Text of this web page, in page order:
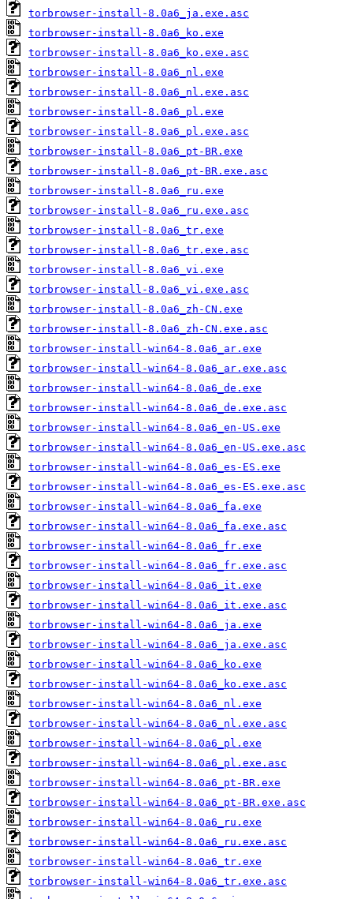
torbrowser-install-8.0a6_ja.exe.asc
torbrowser-install-8.0a6_ko.exe
torbrowser-install-8.0a6_ko.exe.asc
torbrowser-install-8.0a6_nl.exe
torbrowser-install-8.0a6_nl.exe.asc
torbrowser-install-8.0a6_pl.exe
torbrowser-install-8.0a6_pl.exe.asc
torbrowser-install-8.0a6_pt-BR.exe
torbrowser-install-8.0a6_pt-BR.exe.asc
torbrowser-install-8.0a6_ru.exe
torbrowser-install-8.0a6_ru.exe.asc
torbrowser-install-8.0a6_tr.exe
torbrowser-install-8.0a6_tr.exe.asc
torbrowser-install-8.0a6_vi.exe
torbrowser-install-8.0a6_vi.exe.asc
torbrowser-install-8.0a6_zh-CN.exe
torbrowser-install-8.0a6_zh-CN.exe.asc
torbrowser-install-win64-8.0a6_ar.exe
torbrowser-install-win64-8.0a6_ar.exe.asc
torbrowser-install-win64-8.0a6_de.exe
torbrowser-install-win64-8.0a6_de.exe.asc
torbrowser-install-win64-8.0a6_en-US.exe
torbrowser-install-win64-8.0a6_en-US.exe.asc
torbrowser-install-win64-8.0a6_es-ES.exe
torbrowser-install-win64-8.0a6_es-ES.exe.asc
torbrowser-install-win64-8.0a6_fa.exe
torbrowser-install-win64-8.0a6_fa.exe.asc
torbrowser-install-win64-8.0a6_fr.exe
torbrowser-install-win64-8.0a6_fr.exe.asc
torbrowser-install-win64-8.0a6_it.exe
torbrowser-install-win64-8.0a6_it.exe.asc
torbrowser-install-win64-8.0a6_ja.exe
torbrowser-install-win64-8.0a6_ja.exe.asc
torbrowser-install-win64-8.0a6_ko.exe
torbrowser-install-win64-8.0a6_ko.exe.asc
torbrowser-install-win64-8.0a6_nl.exe
torbrowser-install-win64-8.0a6_nl.exe.asc
torbrowser-install-win64-8.0a6_pl.exe
torbrowser-install-win64-8.0a6_pl.exe.asc
torbrowser-install-win64-8.0a6_pt-BR.exe
torbrowser-install-win64-8.0a6_pt-BR.exe.asc
torbrowser-install-win64-8.0a6_ru.exe
torbrowser-install-win64-8.0a6_ru.exe.asc
torbrowser-install-win64-8.0a6_tr.exe
torbrowser-install-win64-8.0a6_tr.exe.asc